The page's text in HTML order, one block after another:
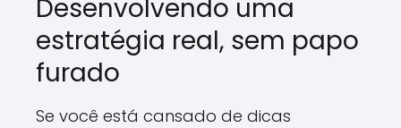
Desenvolvendo uma
estratégia real, sem papo
furado
Se você está cansado de dicas